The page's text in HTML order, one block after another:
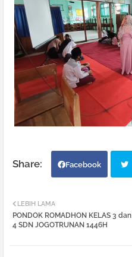
Facebook
tter
LEBIH LAMA
PONDOK ROMADHON KELAS 3 dan
4 SDN JOGOTRUNAN 1446H